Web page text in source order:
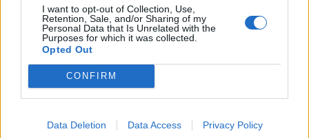
I want to opt-out of Collection, Use,
Retention, Sale, and/or Sharing of my
Personal Data that Is Unrelated with the
Purposes for which it was collected.
Opted Out
CONFIRM
Data Deletion Data Access Privacy Policy
Senaste inlägget av Xebers76 onsdag 20:38
Nyaste forumtrådarna
ID 4 vs EX 40 ?
Senaste inlägget av
hybridbilar
Senaste inlägget av kaykay för 14 timmar sedan iEl- och